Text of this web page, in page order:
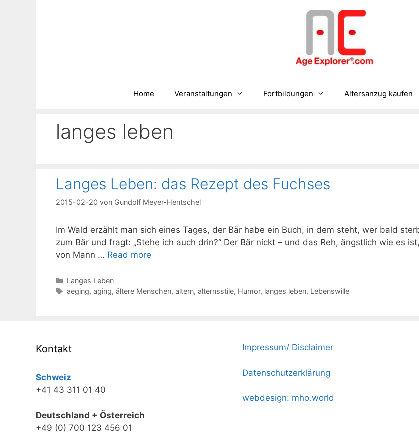
Home Veranstaltungen Fortbildungen Altersanzug kaufen
langes leben
Langes Leben: das Rezept des Fuchses
2015-02-20 von Gundolf Meyer-Hentschel
Im Wald erzählt man sich eines Tages, der Bär habe ein Buch, in dem steht, wer bald
zum Bär und fragt: „Stehe ich auch drin?“ Der Bär nickt – und das Reh, ängstlich wie es
von Mann … Read more
Kategorien
Langes Leben
Schlagwörter
aeging, aging, ältere Menschen, altern, alternsstile, Humor, langes leben, Lebenswille
Kontakt
Schweiz
+41 43 311 01 40
Deutschland + Österreich
+49 (0) 700 123 456 01
Impressum/ Disclaimer
Datenschutzerklärung
webdesign: mho.world